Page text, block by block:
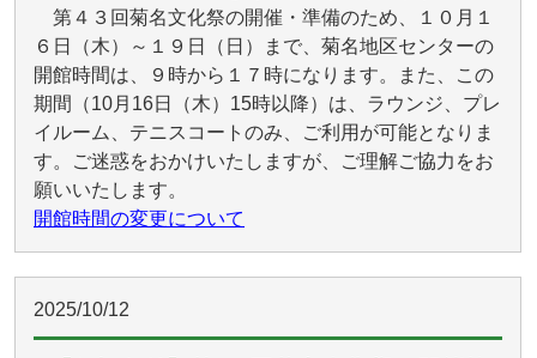
第４３回菊名文化祭の開催・準備のため、１０月１
６日（木）～１９日（日）まで、菊名地区センターの
開館時間は、９時から１７時になります。また、この
期間（10月16日（木）15時以降）は、ラウンジ、プレ
イルーム、テニスコートのみ、ご利用が可能となりま
す。ご迷惑をおかけいたしますが、ご理解ご協力をお
願いいたします。
開館時間の変更について
2025/10/12